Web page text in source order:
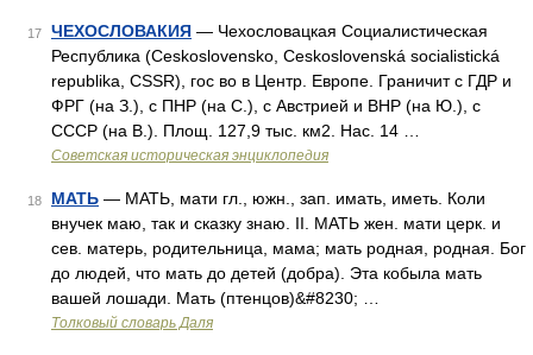
17 ЧЕХОСЛОВАКИЯ — Чехословацкая Социалистическая
Республика (Ceskoslovensko, Ceskoslovenská socialistická
republika, CSSR), гос во в Центр. Европе. Граничит с ГДР и
ФРГ (на З.), с ПНР (на С.), с Австрией и ВНР (на Ю.), с
СССР (на В.). Площ. 127,9 тыс. км2. Нас. 14 …
Советская историческая энциклопедия
18 МАТЬ — МАТЬ, мати гл., южн., зап. имать, иметь. Коли
внучек маю, так и сказку знаю. II. МАТЬ жен. мати церк. и
сев. матерь, родительница, мама; мать родная, родная. Бог
до людей, что мать до детей (добра). Эта кобыла мать
вашей лошади. Мать (птенцов)&#8230; …
Толковый словарь Даля